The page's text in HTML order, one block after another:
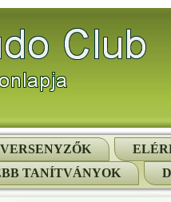
VERSENYZŐK
TANÍTVÁNYOK